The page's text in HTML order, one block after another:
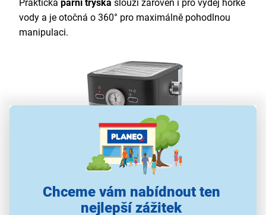
Chceme vám nabídnout ten
nejlepší zážitek
Praktická parní tryska slouží zároveň i pro výdej horké
vody a je otočná o 360° pro maximálně pohodlnou
manipulaci.
Hlavní parametry produktu: